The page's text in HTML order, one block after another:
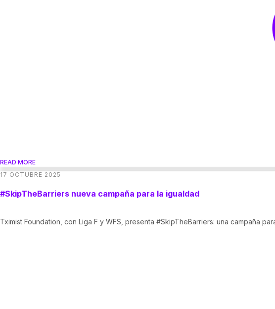
READ MORE
17 OCTUBRE 2025
#SkipTheBarriers nueva campaña para la igualdad
Tximist Foundation, con Liga F y WFS, presenta #SkipTheBarriers: una campaña